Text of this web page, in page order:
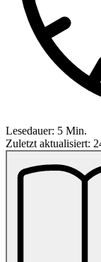
Lesedauer: 5 Min.
Zuletzt aktualisiert: